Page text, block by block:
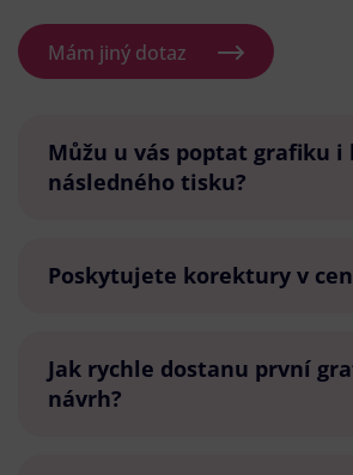
Mám jiný dotaz
Můžu u vás poptat grafiku i
následného tisku?
Poskytujete korektury v
Jak rychle dostanu první
návrh?